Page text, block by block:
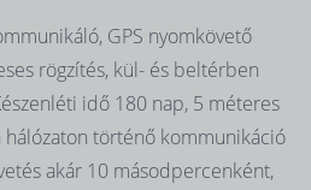
GPS nyomkövető
rögzítés, kül- és beltérben
idő 180 nap, 5 méteres
történő kommunikáció
akár 10 másodpercenként,